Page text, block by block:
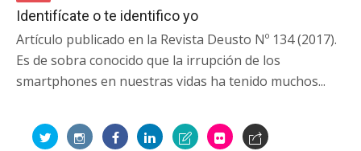
Identifícate o te identifico yo
Artículo publicado en la Revista Deusto Nº 134 (2017).
Es de sobra conocido que la irrupción de los
smartphones en nuestras vidas ha tenido muchos...